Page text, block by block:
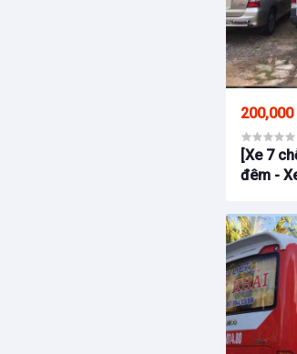
200,000
[Xe 7
đêm -